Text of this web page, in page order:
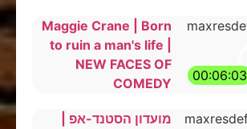
00:06:03
Maggie Crane | Born
to ruin a man's life |
NEW FACES OF
COMEDY
מועדון הסטנד-אפ |